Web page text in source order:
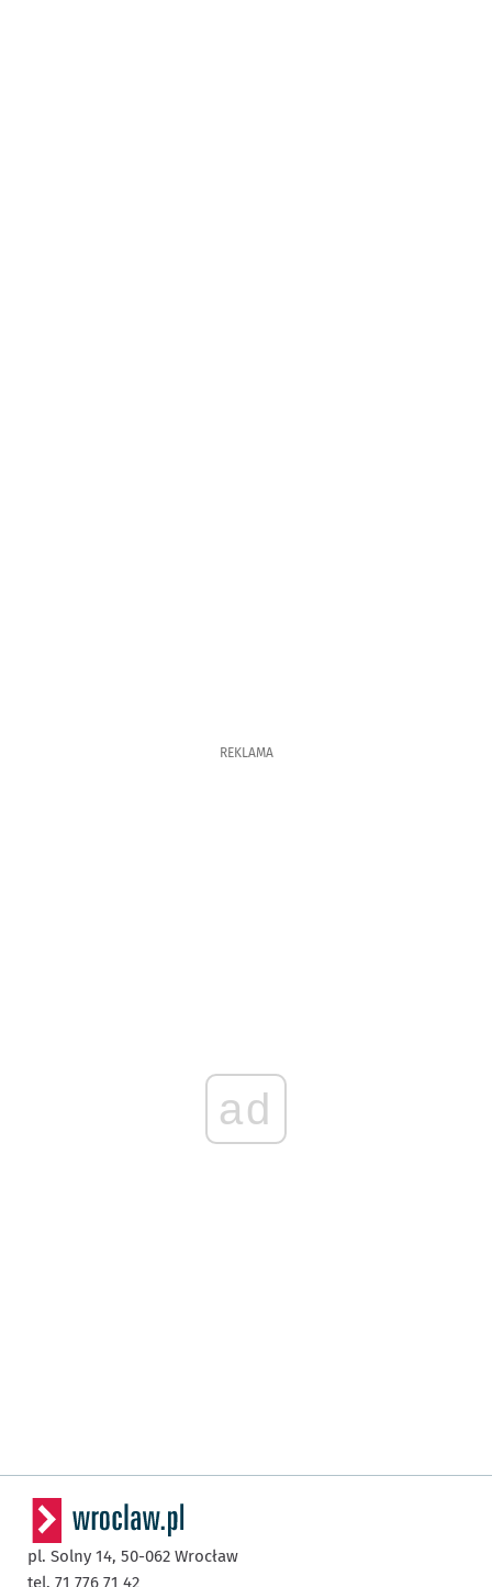
REKLAMA
ad
pl. Solny 14, 50-062 Wrocław
tel. 71 776 71 42